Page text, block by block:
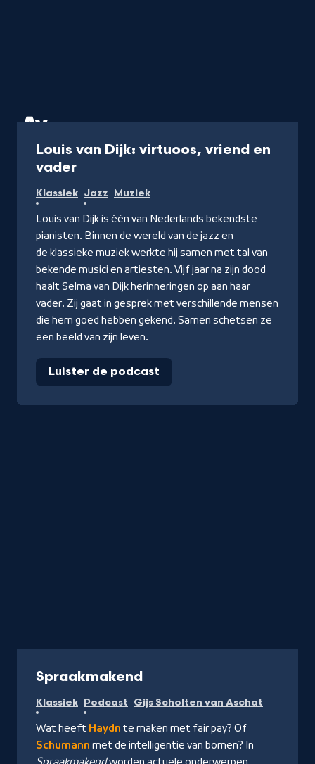
Louis van Dijk: virtuoos, vriend en
vader
Klassiek Jazz Muziek
Louis van Dijk is één van Nederlands bekendste
pianisten. Binnen de wereld van de jazz en
de klassieke muziek werkte hij samen met tal van
bekende musici en artiesten. Vijf jaar na zijn dood
haalt Selma van Dijk herinneringen op aan haar
vader. Zij gaat in gesprek met verschillende mensen
die hem goed hebben gekend. Samen schetsen ze
een beeld van zijn leven.
Luister de podcast
Spraakmakend
Klassiek Podcast Gijs Scholten van Aschat
Wat heeft Haydn te maken met fair pay? Of
Schumann met de intelligentie van bomen? In
Spraakmakendworden actuele onderwerpen